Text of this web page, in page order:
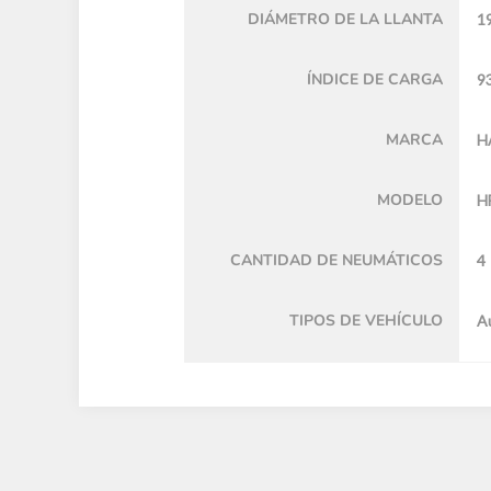
DIÁMETRO DE LA LLANTA
ÍNDICE DE CARGA
MARCA
MODELO
CANTIDAD DE NEUMÁTICOS 4
TIPOS DE VEHÍCULO